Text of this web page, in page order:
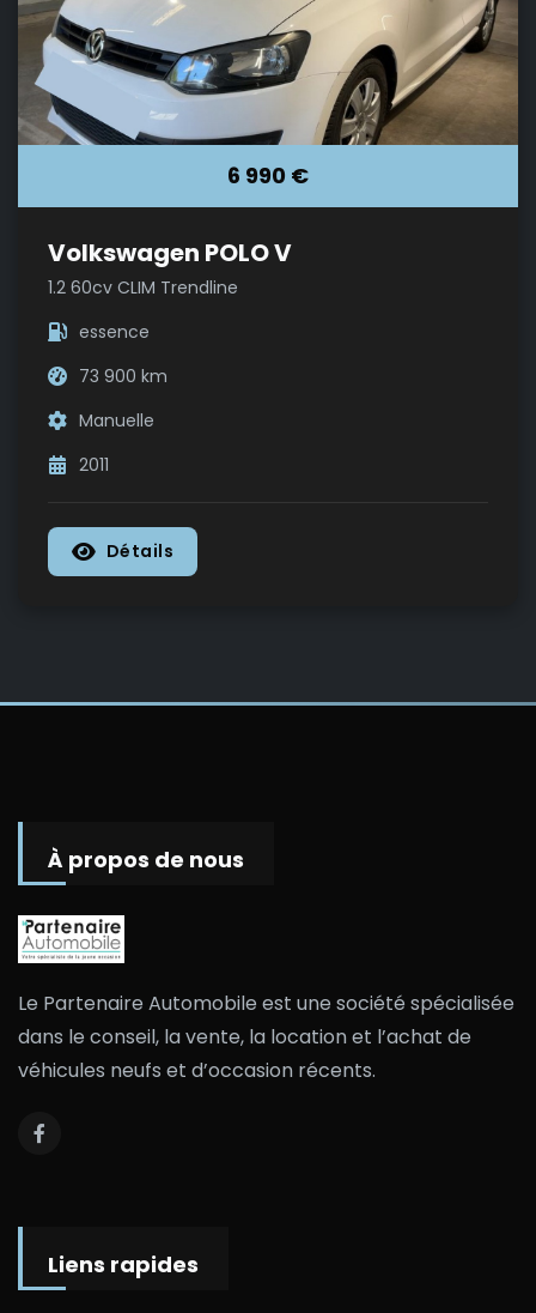
6 990 €
Volkswagen POLO V
1.2 60cv CLIM Trendline
essence
73 900 km
Manuelle
2011
Détails
À propos de nous
Le Partenaire Automobile est une société spécialisée
dans le conseil, la vente, la location et l’achat de
véhicules neufs et d’occasion récents.
Liens rapides